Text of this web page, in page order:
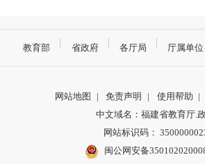
教育部 省政府 各厅局 厅属单位
网站地图 | 免责声明 | 使用帮助 |
中文域名：福建省教育厅.
网站标识码：
闽公网安备